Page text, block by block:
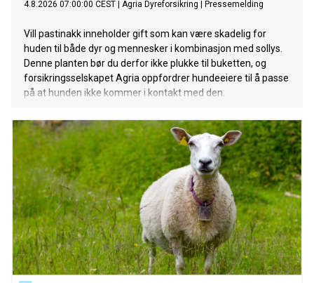
4.8.2026 07:00:00 CEST Agria Dyreforsikring Pressemelding
Vill pastinakk inneholder gift som kan være skadelig for
huden til både dyr og mennesker i kombinasjon med sollys.
Denne planten bør du derfor ikke plukke til buketten, og
forsikringsselskapet Agria oppfordrer hundeeiere til å passe
på at hunden ikke kommer i kontakt med den.